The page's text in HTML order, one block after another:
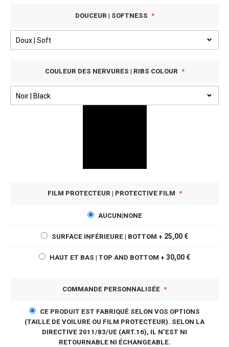
DOUCEUR | SOFTNESS
COULEUR DES NERVURES | RIBS COLOUR
FILM PROTECTEUR | PROTECTIVE FILM
AUCUN|NONE
SURFACE INFÉRIEURE | BOTTOM + 25,00 €
HAUT ET BAS | TOP AND BOTTOM + 30,00 €
COMMANDE PERSONNALISÉE
CE PRODUIT EST FABRIQUÉ SELON VOS OPTIONS
(TAILLE DE VOILURE OU FILM PROTECTEUR). SELON LA
DIRECTIVE 2011/83/UE (ART.16), IL N’EST NI
RETOURNABLE NI ÉCHANGEABLE.